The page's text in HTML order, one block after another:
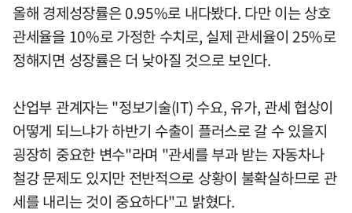
올해 경제성장률은 0.95%로 내다봤다. 다만 이는 상호
관세율을 10%로 가정한 수치로, 실제 관세율이 25%로
정해지면 성장률은 더 낮아질 것으로 보인다.
산업부 관계자는 "정보기술(IT) 수요, 유가, 관세 협상이
어떻게 되느냐가 하반기 수출이 플러스로 갈 수 있을지
굉장히 중요한 변수"라며 "관세를 부과 받는 자동차나
철강 문제도 있지만 전반적으로 상황이 불확실하므로 관
세를 내리는 것이 중요하다"고 밝혔다.